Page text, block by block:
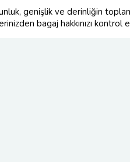
genişlik ve derinliğin
bagaj hakkınızı kontrol